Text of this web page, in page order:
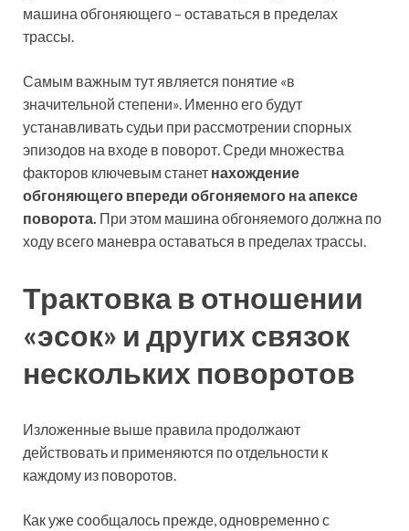
машина обгоняющего – оставаться в пределах
трассы.
Самым важным тут является понятие «в
значительной степени». Именно его будут
устанавливать судьи при рассмотрении спорных
эпизодов на входе в поворот. Среди множества
факторов ключевым станет нахождение
обгоняющего впереди обгоняемого на апексе
поворота. При этом машина обгоняемого должна по
ходу всего маневра оставаться в пределах трассы.
Трактовка в отношении
«эсок» и других связок
нескольких поворотов
Изложенные выше правила продолжают
действовать и применяются по отдельности к
каждому из поворотов.
Как уже сообщалось прежде, одновременно с